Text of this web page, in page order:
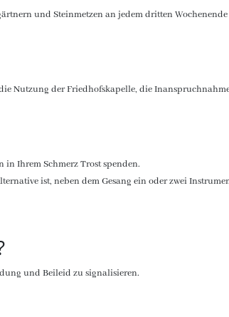
und Steinmetzen an jedem dritten
Nutzung der Friedhofskapelle, die
Ihrem Schmerz Trost spenden.
ist, neben dem Gesang ein oder zwei
und Beileid zu signalisieren.